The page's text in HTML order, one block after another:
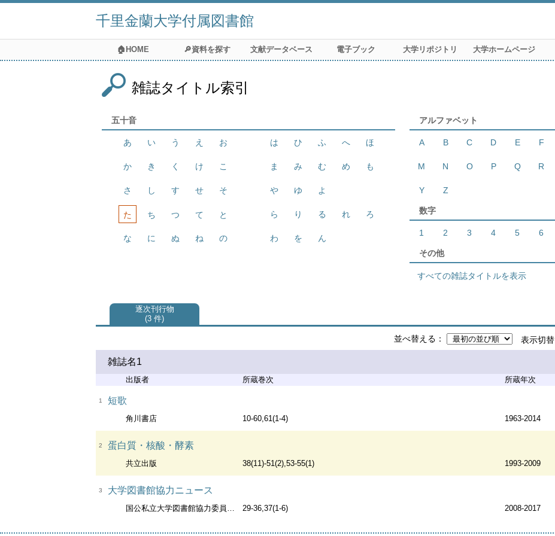
千里金蘭大学付属図書館
🏠HOME 🔎資料を探す 文献データベース 電子ブック 大学リポジトリ 大学ホームページ
雑誌タイトル索引
五十音
あ い う え お
か き く け こ
さ し す せ そ
た ち つ て と
な に ぬ ね の
は ひ ふ へ ほ
ま み む め も
や ゆ よ
ら り る れ ろ
わ を ん
アルファベット
A B C D E F
M N O P Q R
Y Z
数字
1 2 3 4 5 6
その他
すべての雑誌タイトルを表示
逐次刊行物
3 件
並べ替える 表示切替
雑誌名1
出版者 所蔵巻次 所蔵年次
1 短歌
角川書店 10-60,61(1-4) 1963-2014
2 蛋白質・核酸・酵素
共立出版 38(11)-51(2),53-55(1) 1993-2009
3 大学図書館協力ニュース
国公私立大学図書館協力委員会大学図書館協力ニュース編集委員会 : 学術文献普及会 (頒布) 29-36,37(1-6) 2008-2017